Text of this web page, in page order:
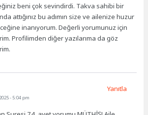
beni çok sevindirdi. Takva sahibi bir
attığınız bu adımın size ve ailenize huzur
inanıyorum. Değerli yorumunuz için
Profilimden diğer yazılarıma da göz
- 5:04 pm
Yanıtla